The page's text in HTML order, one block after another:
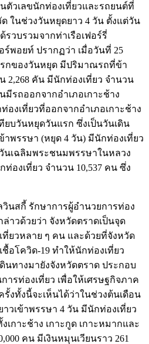
ตัวเลขนักท่องเที่ยวและรถยนต์ที่
ด ในช่วงวันหยุดยาว 4 วัน ตั้งแต่วัน
รวบรวมจากท่าเรือเฟอร์รี่
ร์พอยท์ ปรากฏว่า เมื่อวันที่ 25
รกของวันหยุด มีปริมาณรถที่ข้า
2,268 คัน มีนักท่องเที่ยว จำนวน
มีรถออกจากอำเภอเกาะช้าง
งเที่ยวที่ออกจากอำเภอเกาะช้าง
ยบวันหยุดวันแรก ซึ่งเป็นวันเดิน
าพรรษา (หยุด 4 วัน) มีนักท่องเที่ยว
นเฉลิมพระชนมพรรษาในหลวง
องเที่ยว จำนวน 10,537 คน ซึ่ง
นสกี้ รักษาการผู้อำนวยการท่อง
าวด้วยว่า จังหวัดตราดเป็นจุด
ยวหลาย ๆ คน และด้วยที่จังหวัด
อโควิด-19 ทำให้นักท่องเที่ยว
ทางมายังจังหวัดตราด ประกอบ
ารท่องเที่ยว เพื่อให้เศรษฐกิจภาค
งทั้งนี้จะเห็นได้ว่าในช่วงต้นเดือน
วเข้าพรรษา 4 วัน มีนักท่องเที่ยว
เกาะช้าง เกาะกูด เกาะหมากและ
คน มีเงินหมุนเวียนราว 261